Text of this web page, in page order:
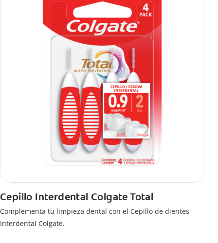
Cepillo Interdental Colgate Total
Complementa tu limpieza dental con el Cepillo de dientes
Interdental Colgate.